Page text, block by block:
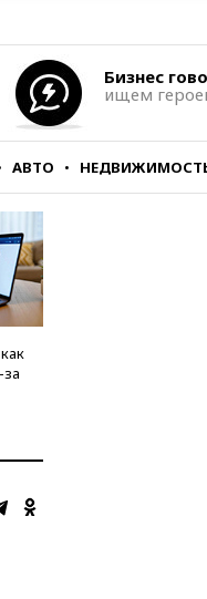
Бизнес
ищем
АВТО